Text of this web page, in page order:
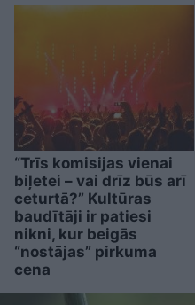
“Trīs komisijas vienai
biļetei – vai drīz būs arī
ceturtā?” Kultūras
baudītāji ir patiesi
nikni, kur beigās
“nostājas” pirkuma
cena